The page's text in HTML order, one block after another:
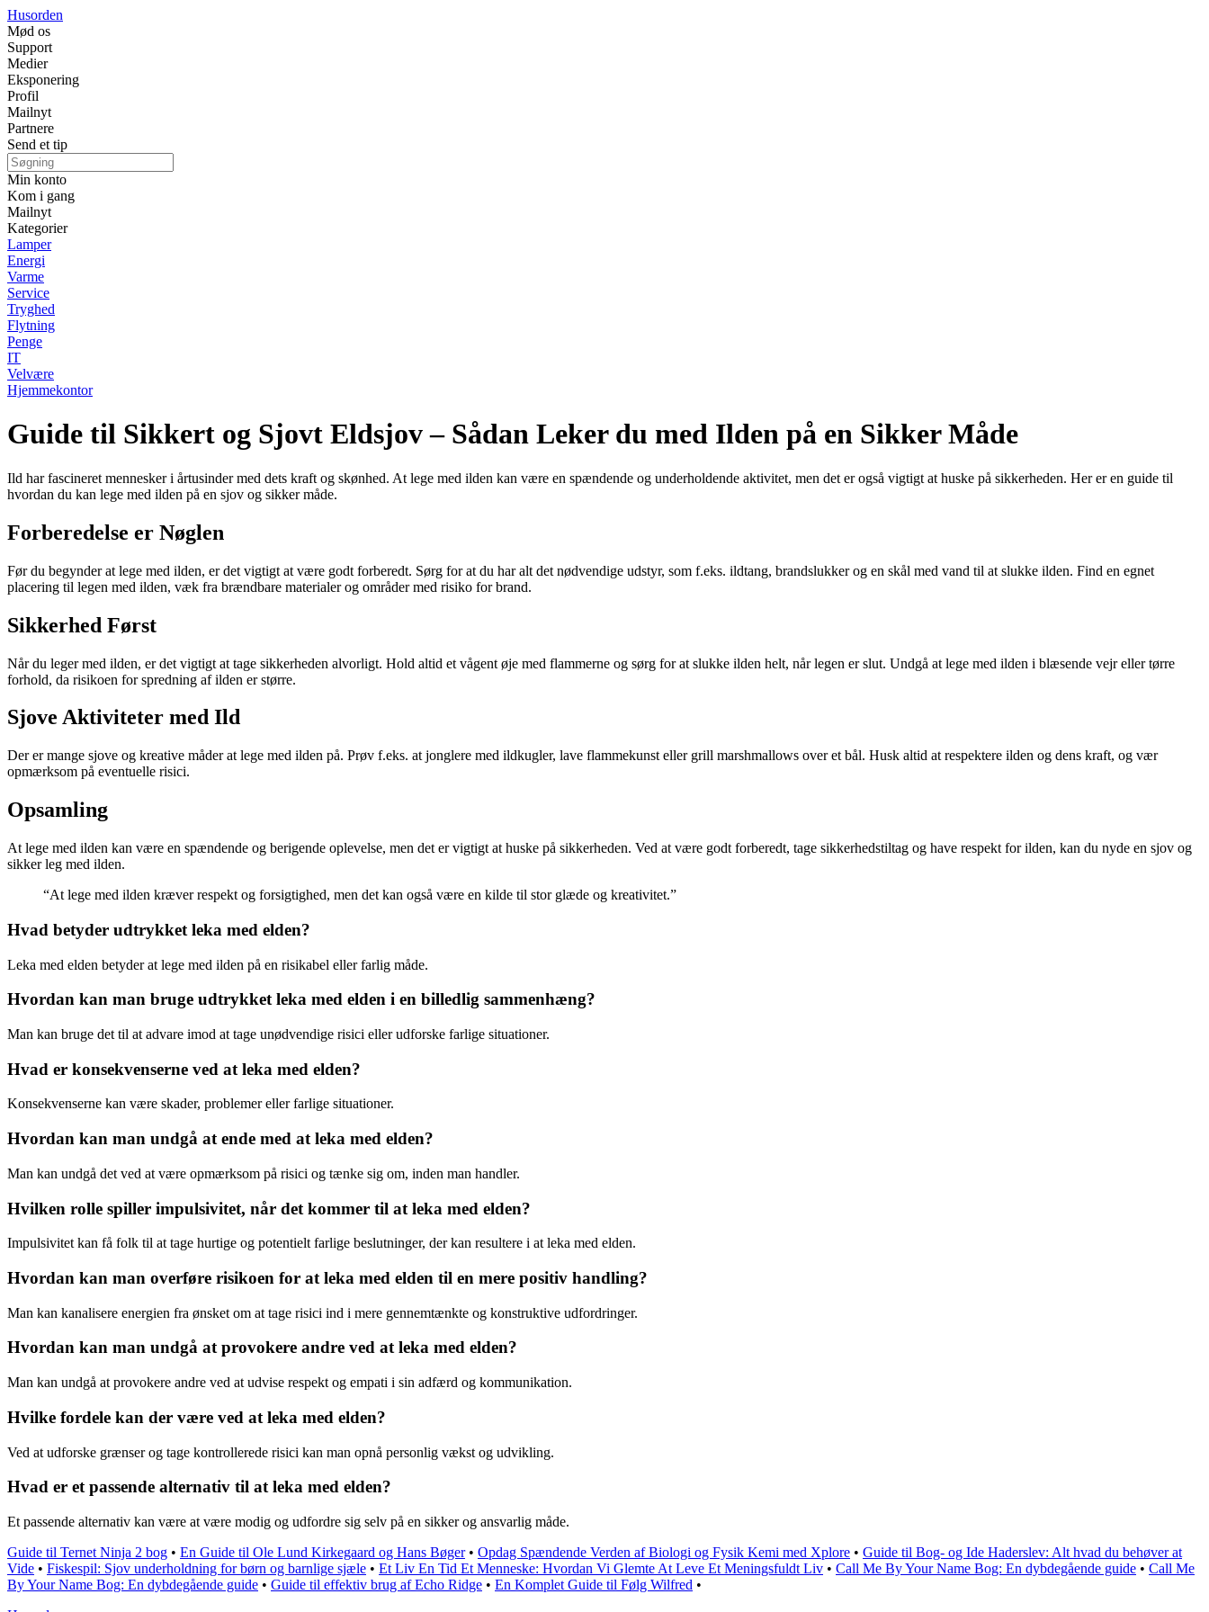
Husorden
Mød os
Support
Medier
Eksponering
Profil
Mailnyt
Partnere
Send et tip
Min konto
Kom i gang
Mailnyt
Kategorier
Lamper
Energi
Varme
Service
Tryghed
Flytning
Penge
IT
Velvære
Hjemmekontor
Guide til Sikkert og Sjovt Eldsjov – Sådan Leker du med Ilden på en Sikker Måde
Ild har fascineret mennesker i årtusinder med dets kraft og skønhed. At lege med ilden kan være en spændende og underholdende aktivitet, men det er også vigtigt at huske på sikkerheden. Her er en guide til
hvordan du kan lege med ilden på en sjov og sikker måde.
Forberedelse er Nøglen
Før du begynder at lege med ilden, er det vigtigt at være godt forberedt. Sørg for at du har alt det nødvendige udstyr, som f.eks. ildtang, brandslukker og en skål med vand til at slukke ilden. Find en egnet
placering til legen med ilden, væk fra brændbare materialer og områder med risiko for brand.
Sikkerhed Først
Når du leger med ilden, er det vigtigt at tage sikkerheden alvorligt. Hold altid et vågent øje med flammerne og sørg for at slukke ilden helt, når legen er slut. Undgå at lege med ilden i blæsende vejr eller tørre
forhold, da risikoen for spredning af ilden er større.
Sjove Aktiviteter med Ild
Der er mange sjove og kreative måder at lege med ilden på. Prøv f.eks. at jonglere med ildkugler, lave flammekunst eller grill marshmallows over et bål. Husk altid at respektere ilden og dens kraft, og vær
opmærksom på eventuelle risici.
Opsamling
At lege med ilden kan være en spændende og berigende oplevelse, men det er vigtigt at huske på sikkerheden. Ved at være godt forberedt, tage sikkerhedstiltag og have respekt for ilden, kan du nyde en sjov og
sikker leg med ilden.
“At lege med ilden kræver respekt og forsigtighed, men det kan også være en kilde til stor glæde og kreativitet.”
Hvad betyder udtrykket leka med elden?
Leka med elden betyder at lege med ilden på en risikabel eller farlig måde.
Hvordan kan man bruge udtrykket leka med elden i en billedlig sammenhæng?
Man kan bruge det til at advare imod at tage unødvendige risici eller udforske farlige situationer.
Hvad er konsekvenserne ved at leka med elden?
Konsekvenserne kan være skader, problemer eller farlige situationer.
Hvordan kan man undgå at ende med at leka med elden?
Man kan undgå det ved at være opmærksom på risici og tænke sig om, inden man handler.
Hvilken rolle spiller impulsivitet, når det kommer til at leka med elden?
Impulsivitet kan få folk til at tage hurtige og potentielt farlige beslutninger, der kan resultere i at leka med elden.
Hvordan kan man overføre risikoen for at leka med elden til en mere positiv handling?
Man kan kanalisere energien fra ønsket om at tage risici ind i mere gennemtænkte og konstruktive udfordringer.
Hvordan kan man undgå at provokere andre ved at leka med elden?
Man kan undgå at provokere andre ved at udvise respekt og empati i sin adfærd og kommunikation.
Hvilke fordele kan der være ved at leka med elden?
Ved at udforske grænser og tage kontrollerede risici kan man opnå personlig vækst og udvikling.
Hvad er et passende alternativ til at leka med elden?
Et passende alternativ kan være at være modig og udfordre sig selv på en sikker og ansvarlig måde.
Guide til Ternet Ninja 2 bog • En Guide til Ole Lund Kirkegaard og Hans Bøger• Opdag Spændende Verden af Biologi og Fysik Kemi med Xplore • Guide til Bog- og Ide Haderslev: Alt hvad du behøver at
Vide • Fiskespil: Sjov underholdning for børn og barnlige sjæle • Et Liv En Tid Et Menneske: Hvordan Vi Glemte At Leve Et Meningsfuldt Liv • Call Me By Your Name Bog: En dybdegående guide • Call Me
By Your Name Bog: En dybdegående guide • Guide til effektiv brug af Echo Ridge • En Komplet Guide til Følg Wilfred •